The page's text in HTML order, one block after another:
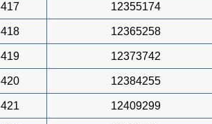
417 12355174
418 12365258
419 12373742
420 12384255
421 12409299